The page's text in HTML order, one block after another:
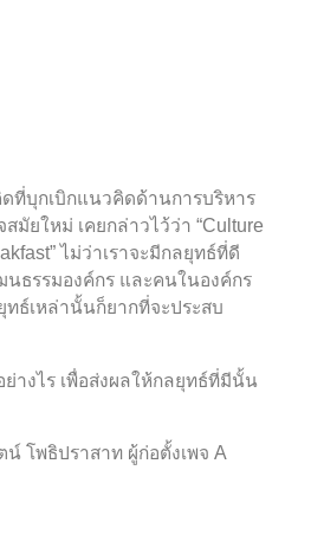
ดที่บุกเบิกแนวคิดด้านการบริหาร
มัยใหม่ เคยกล่าวไว้ว่า “Culture
ไม่ว่าเราจะมีกลยุทธ์ที่ดี
นธรรมองค์กร และคนในองค์กร
ธ์เหล่านั้นก็ยากที่จะประสบ
ย่างไร เพื่อส่งผลให้กลยุทธ์ที่มีนั้น
น์ โพธิปราสาท ผู้ก่อตั้งเพจ A